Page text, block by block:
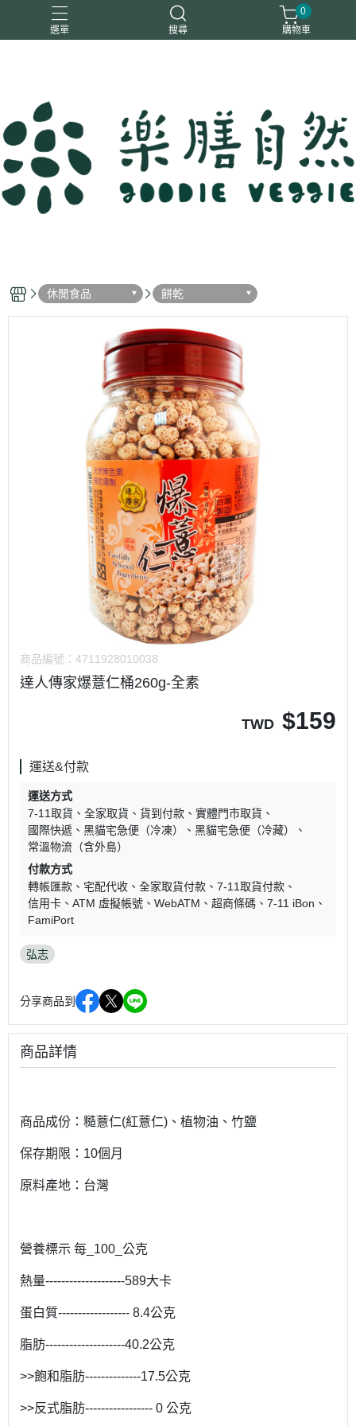
選單 搜尋
一樂鶴
0
購物車
休閒食品 餅乾
商品編號： 4711928010038
達人傳家爆薏仁桶260g-全素
TWD $159
運送&付款
運送方式
7-11取貨
全家取貨 貨到付款
實體門市取貨
國際快遞
黑貓宅急便（冷凍）
黑貓宅急便（冷藏）
常溫物流（含外島）
付款方式
轉帳匯款
宅配代收 全家取貨付款
7-11取貨付款
信用卡
ATM 虛擬帳號 WebATM 超商條碼
7-11 iBon
FamiPort
弘志
分享商品到
商品詳情
商品成份：糙薏仁(紅薏仁)、植物油、竹鹽
保存期限：10個月
原料產地：台灣
營養標示 每_100_公克
熱量--------------------589大卡
蛋白質------------------ 8.4公克
脂肪--------------------40.2公克
>>飽和脂肪--------------17.5公克
>>反式脂肪----------------- 0 公克